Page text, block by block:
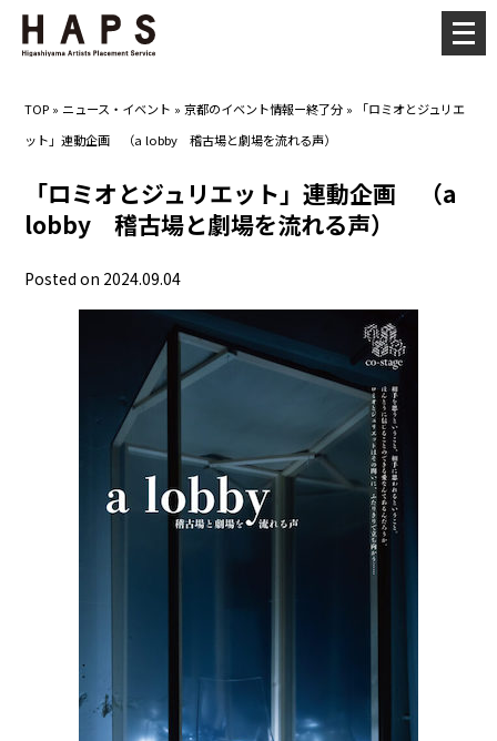
TOP » ニュース・イベント »京都のイベント情報ー終了分 »
「ロミオとジュリエ
ット」連動企画 （a lobby 稽古場と劇場を流れる声）
「ロミオとジュリエット」連動企画 （a
lobby 稽古場と劇場を流れる声）
Posted on 2024.09.04
メ
ニ
ー